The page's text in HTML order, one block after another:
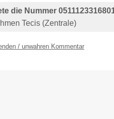
die Nummer
Tecis (Zentrale)
/ unwahren Kommentar